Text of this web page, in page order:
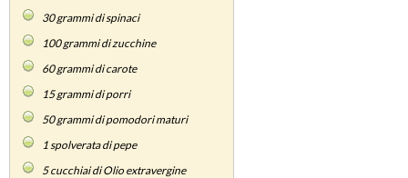
30grammi di spinaci
100grammi di zucchine
60grammi di carote
15grammi di porri
50grammi di pomodori maturi
1spolverata di pepe
5cucchiai di Olio extravergine